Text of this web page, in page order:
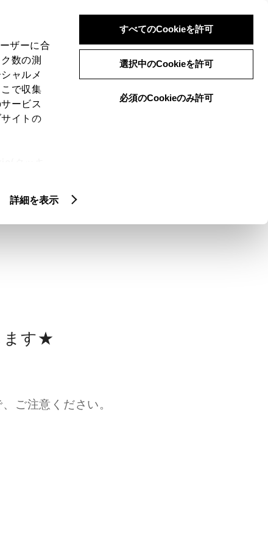
ザーに合
数の測
ャルメ
で収集
ービス
イトの
詳細を表示
すべてのCookieを許可
選択中のCookieを許可
必須のCookieのみ許可
ログイン 検索 メニュー
ます★
ご注意ください。